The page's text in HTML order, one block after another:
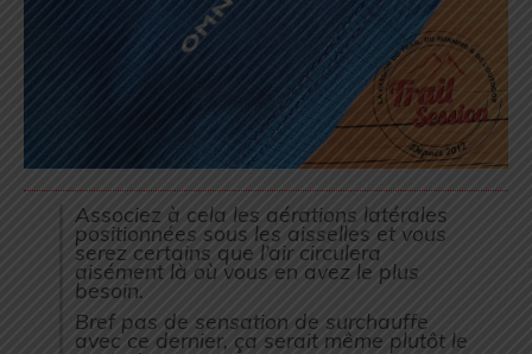
Associez à cela les aérations latérales
positionnées sous les aisselles et vous
serez certains que l’air circulera
aisément là où vous en avez le plus
besoin.
Bref pas de sensation de surchauffe
avec ce dernier, ça serait même plutôt le